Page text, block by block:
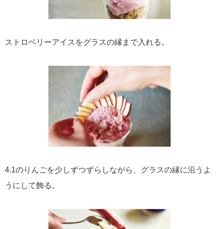
ストロベリーアイスをグラスの縁まで入れる。
4.1のりんごを少しずつずらしながら、グラスの縁に沿うよ
うにして飾る。